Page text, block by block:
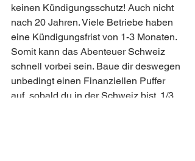
keinen Kündigungsschutz! Auch nicht
nach 20 Jahren. Viele Betriebe haben
eine Kündigungsfrist von 1-3 Monaten.
Somit kann das Abenteuer Schweiz
schnell vorbei sein. Baue dir deswegen
unbedingt einen Finanziellen Puffer
auf, sobald du in der Schweiz bist. 1/3